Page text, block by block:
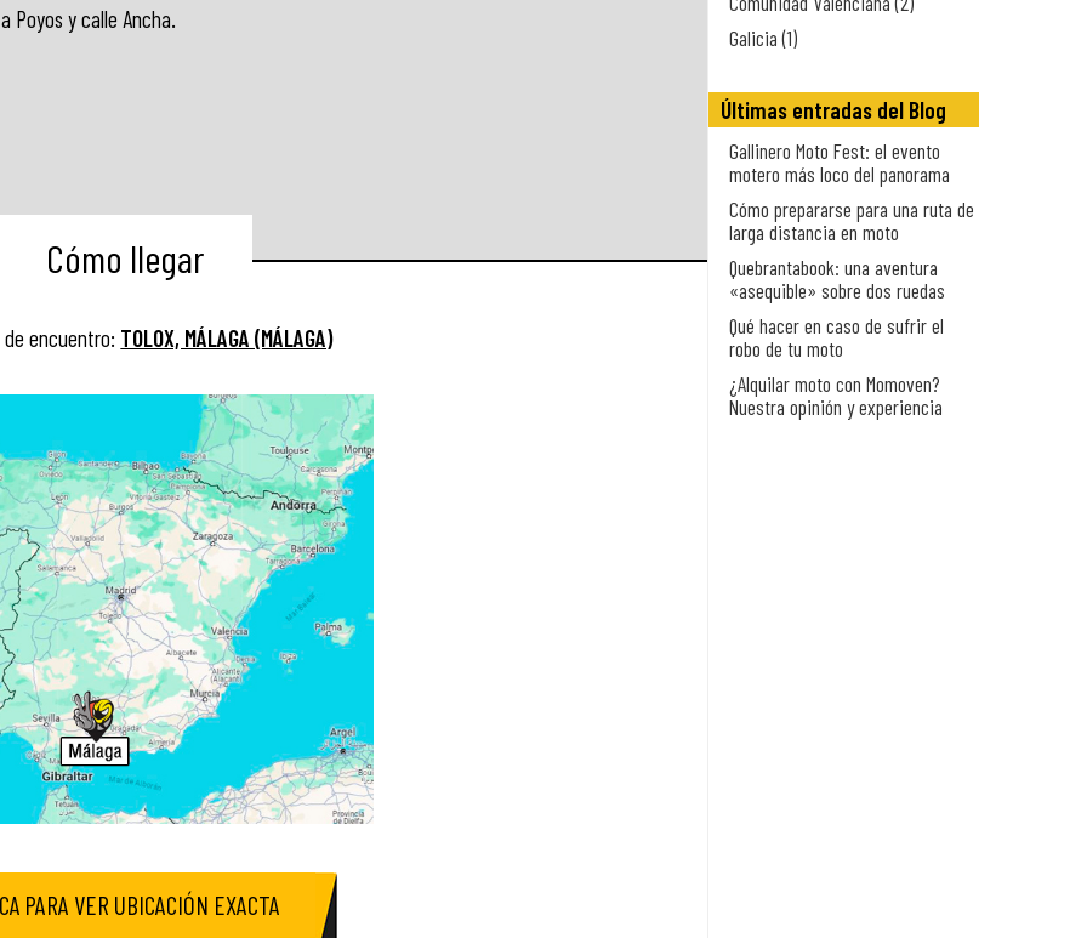
Poyos y calle Ancha.
Cómo llegar
encuentro: TOLOX, MÁLAGA (MÁLAGA)
PARA VER UBICACIÓN EXACTA
Galicia (1)
Últimas entradas del Blog
Gallinero Moto Fest: el evento
motero más loco del panorama
Cómo prepararse para una ruta de
larga distancia en moto
Quebrantabook: una aventura
«asequible» sobre dos ruedas
Qué hacer en caso de sufrir el
robo de tu moto
¿Alquilar moto con Momoven?
Nuestra opinión y experiencia